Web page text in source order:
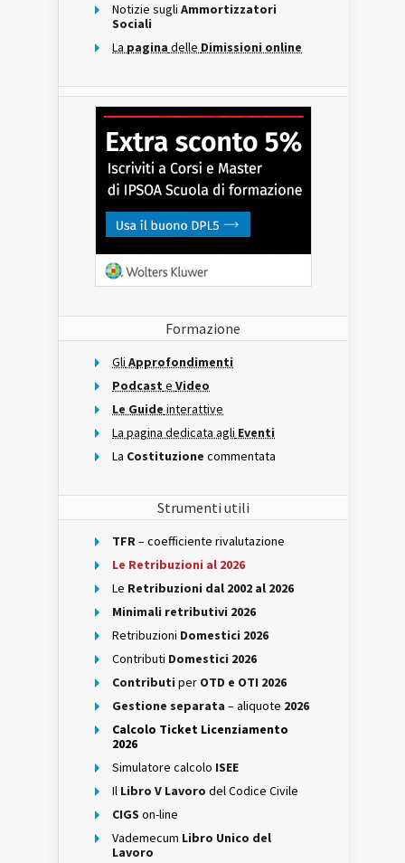
Notizie sugli Ammortizzatori
Sociali
La pagina delle Dimissioni online
Formazione
Gli Approfondimenti
Podcast e Video
Le Guide interattive
La pagina dedicata agli Eventi
La Costituzione commentata
Strumenti utili
TFR– coefficiente rivalutazione
Le Retribuzioni al 2026
Le Retribuzioni dal 2002 al 2026
Minimali retributivi 2026
Retribuzioni Domestici 2026
Contributi Domestici 2026
Contributi per OTD e OTI 2026
Gestione separata – aliquote 2026
Calcolo Ticket Licenziamento
2026
Simulatore calcolo ISEE
Il Libro V Lavoro del Codice Civile
CIGS on-line
Vademecum Libro Unico del
Lavoro